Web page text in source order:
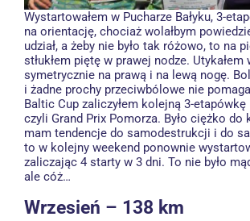
Wystartowałem w Pucharze Bałyku, 3-
na orientację, chociaż wolałbym
udział, a żeby nie było tak różowo, to na
stłukłem piętę w prawej nodze. Utykałem
symetrycznie na prawą i na lewą nogę.
i żadne prochy przeciwbólowe nie
Baltic Cup zaliczyłem kolejną 3-
czyli Grand Prix Pomorza. Było ciężko do
mam tendencje do samodestrukcji i do
to w kolejny weekend ponownie
zaliczając 4 starty w 3 dni. To nie było
ale cóż…
Wrzesień – 138 km